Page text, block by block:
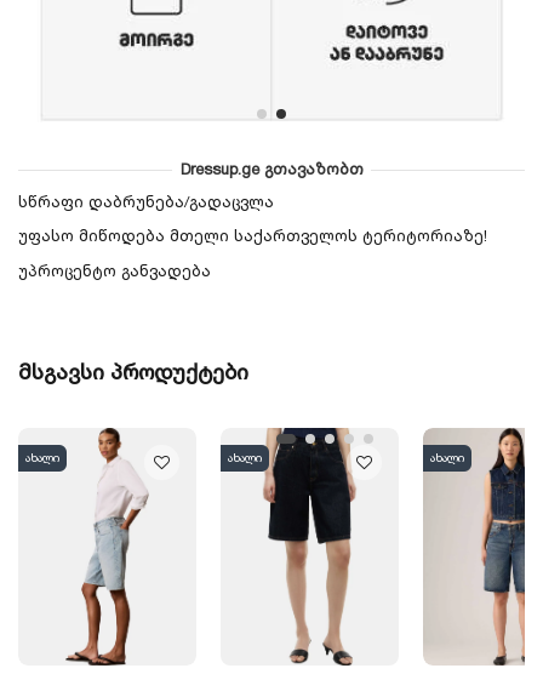
Dressup.ge გთავაზობთ
სწრაფი დაბრუნება/გადაცვლა
უფასო მიწოდება მთელი საქართველოს ტერიტორიაზე!
უპროცენტო განვადება
მსგავსი პროდუქტები
ახალი ახალი ახალი